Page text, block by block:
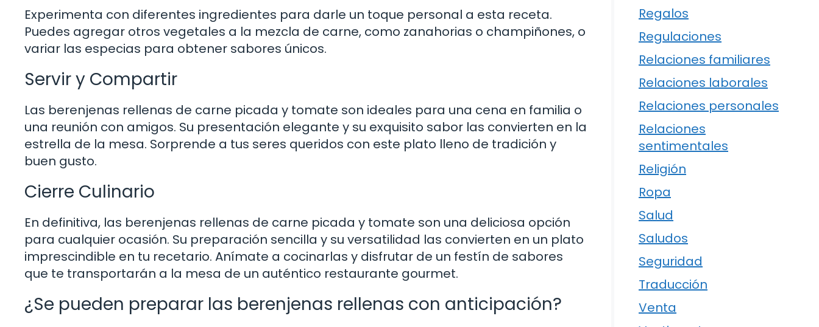
Experimenta con diferentes ingredientes para darle un toque personal a esta receta.
Puedes agregar otros vegetales a la mezcla de carne, como zanahorias o champiñones, o
variar las especias para obtener sabores únicos.
Servir y Compartir
Las berenjenas rellenas de carne picada y tomate son ideales para una cena en familia o
una reunión con amigos. Su presentación elegante y su exquisito sabor las convierten en la
estrella de la mesa. Sorprende a tus seres queridos con este plato lleno de tradición y
buen gusto.
Cierre Culinario
En definitiva, las berenjenas rellenas de carne picada y tomate son una deliciosa opción
para cualquier ocasión. Su preparación sencilla y su versatilidad las convierten en un plato
imprescindible en tu recetario. Anímate a cocinarlas y disfrutar de un festín de sabores
que te transportarán a la mesa de un auténtico restaurante gourmet.
¿Se pueden preparar las berenjenas rellenas con anticipación?
Regalos
Regulaciones
Relaciones familiares
Relaciones laborales
Relaciones personales
Relaciones
sentimentales
Religión
Ropa
Salud
Saludos
Seguridad
Traducción
Venta